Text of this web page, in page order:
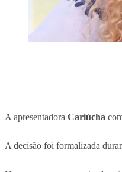
A apresentadora Cariúcha
A decisão foi formalizada